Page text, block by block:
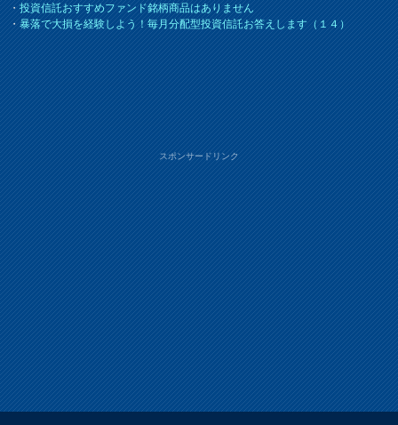
・投資信託おすすめファンド銘柄商品はありません
・暴落で大損を経験しよう！毎月分配型投資信託お答えします（１４）
スポンサードリンク